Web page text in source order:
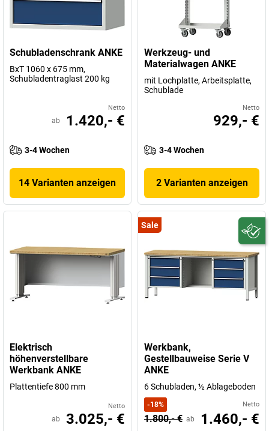
Schubladenschrank ANKE
BxT 1060 x 675 mm,
Schubladentraglast 200 kg
Netto
ab 1.420,- €
3-4 Wochen
14 Varianten anzeigen
Werkzeug- und
Materialwagen ANKE
mit Lochplatte, Arbeitsplatte,
Schublade
Netto
929,- €
3-4 Wochen
2 Varianten anzeigen
Elektrisch
höhenverstellbare
Werkbank ANKE
Plattentiefe 800 mm
Netto
ab 3.025,- €
Sale
Werkbank,
Gestellbauweise Serie V
ANKE
6 Schubladen, ½ Ablageboden
-18% Netto
1.800,- € ab 1.460,- €